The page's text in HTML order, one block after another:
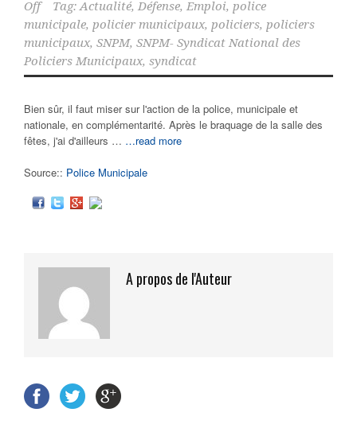
Off
Tag:Actualité, Défense, Emploi, police
municipale, policier municipaux, policiers, policiers
municipaux, SNPM, SNPM- Syndicat National des
Policiers Municipaux, syndicat
Bien sûr, il faut miser sur l'action de la police, municipale et
nationale, en complémentarité. Après le braquage de la salle des
fêtes, j'ai d'ailleurs … …read more
Source:: Police Municipale
A propos de l'Auteur